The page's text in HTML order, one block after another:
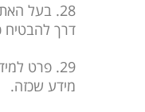
28. בעל
דרך להבטיח
29. פרט
מידע שכזה.